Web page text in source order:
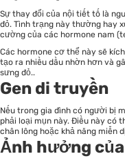
Sự thay đổi của nội tiết tố là
đỏ. Tình trạng này thường hay
cường của các hormone nam
Các hormone cơ thể này sẽ
tạo ra nhiều dầu nhờn hơn và
sưng đỏ..
Gen di truyền
Nếu trong gia đình có người bị
phải loại mụn này. Điều này có
chân lông hoặc khả năng miễn
Ảnh hưởng